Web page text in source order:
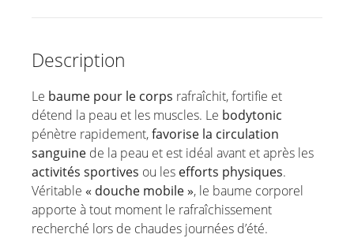
Description
Le baume pour le corps rafraîchit, fortifie et
détend la peau et les muscles. Le bodytonic
pénètre rapidement,favorise la circulation
sanguine de la peau et est idéal avant et après les
activités sportives ou les efforts physiques.
Véritable « douche mobile », le baume corporel
apporte à tout moment le rafraîchissement
recherché lors de chaudes journées d’été.